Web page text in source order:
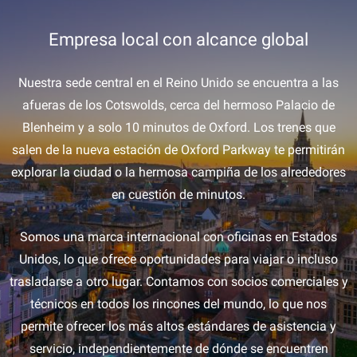
Empresa local con alcance global
Nuestra sede central en el Reino Unido se encuentra a las
afueras de los Cotswolds, cerca del hermoso Palacio de
Blenheim y a solo 10 minutos de Oxford. Los trenes que
salen de la nueva estación de Oxford Parkway te permitirán
explorar la ciudad o la hermosa campiña de los alrededores
en cuestión de minutos.
Somos una marca internacional con oficinas en Estados
Unidos, lo que ofrece oportunidades para viajar o incluso
trasladarse a otro lugar. Contamos con socios comerciales y
técnicos en todos los rincones del mundo, lo que nos
permite ofrecer los más altos estándares de asistencia y
servicio, independientemente de dónde se encuentren